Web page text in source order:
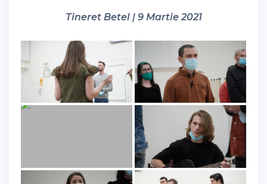
Tineret Betel | 9 Martie 2021